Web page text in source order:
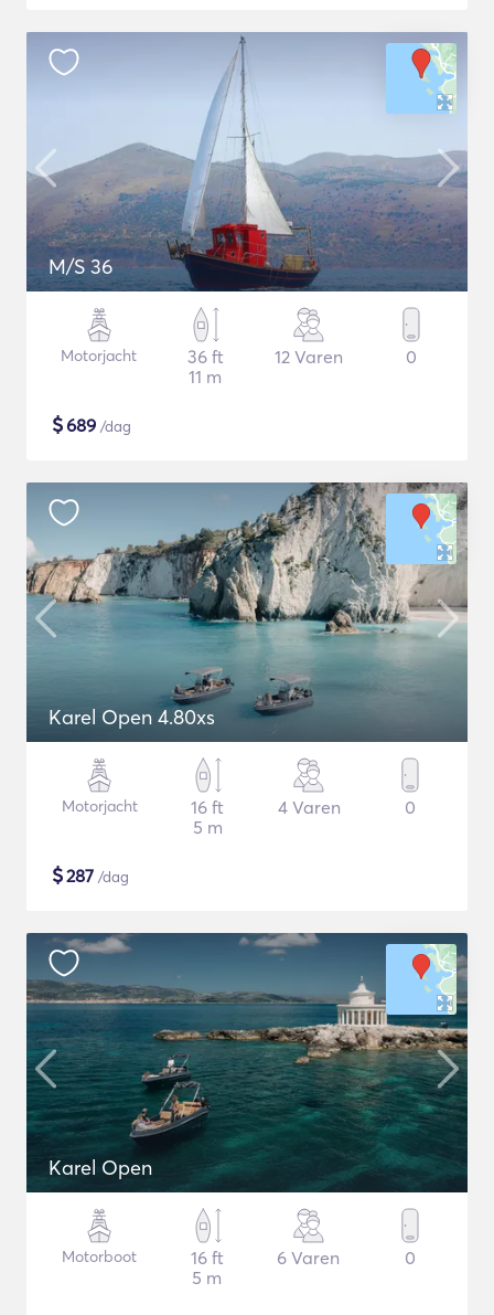
M/S 36
Motorjacht
36 ft
11 m
12 Varen 0
$689 /dag
Karel Open 4.80xs
Motorjacht
16 ft
5 m
4 Varen 0
$287 /dag
Karel Open
Motorboot
16 ft
5 m
6 Varen 0